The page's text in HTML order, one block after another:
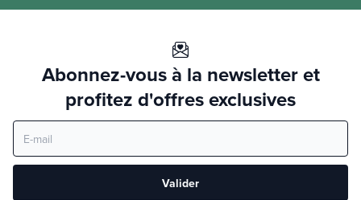
Abonnez-vous à la newsletter et
profitez d'offres exclusives
Valider